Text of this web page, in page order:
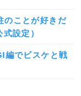
のことが好きだ
設定）
編でビスケと戦